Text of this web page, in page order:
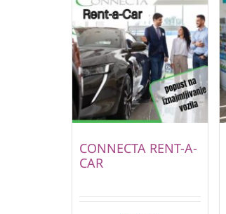
CONNECTA RENT-A-
CAR